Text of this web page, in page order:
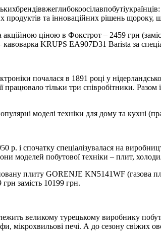
продуктів та інноваційних рішень
ціною в Фокстрот – 2459 грн
кавоварка KRUPS EA907D31 Barista за
почалася в 1891 році у
працювало тільки три співробітники.
моделі техніки для дому та кухні
р. і спочатку спеціалізувалася на
моделей побутової техніки – плит,
плиту GORENJE KN5141WF (газова
замість 10199 грн.
великому турецькому виробнику
мікрохвильові печі. А до сезону свіжих